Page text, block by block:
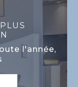
l'année,